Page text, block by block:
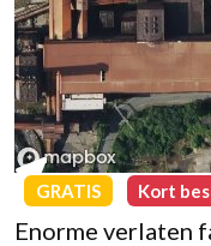
GRATIS Kort
Enorme verlaten